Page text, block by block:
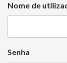
Nome de
Senha